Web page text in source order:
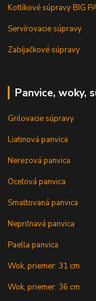
Kotlíkové súpravy BIG
Servírovacie súpravy
Zabíjačkové súpravy
Panvice, woky,
Grilovacie súpravy
Liatinová panvica
Nerezová panvica
Oceľová panvica
Smaltovaná panvica
Nepriľnavá panvica
Paella panvica
Wok, priemer: 31 cm
Wok, priemer: 36 cm